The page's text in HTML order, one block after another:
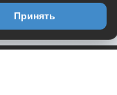
Принять